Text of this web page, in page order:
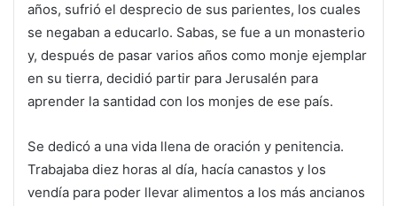
años, sufrió el desprecio de sus parientes, los cuales
se negaban a educarlo. Sabas, se fue a un monasterio
y, después de pasar varios años como monje ejemplar
en su tierra, decidió partir para Jerusalén para
aprender la santidad con los monjes de ese país.
Se dedicó a una vida llena de oración y penitencia.
Trabajaba diez horas al día, hacía canastos y los
vendía para poder llevar alimentos a los más ancianos